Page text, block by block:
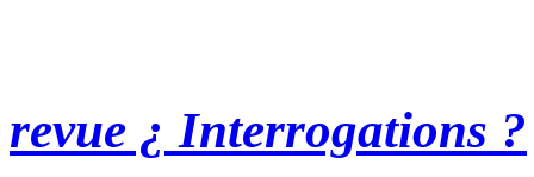
revue ¿ Interrogations ?